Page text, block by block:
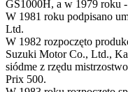
GS1000H, a w 1979 roku
W 1981 roku podpisano
Ltd.
W 1982 rozpoczęto
Suzuki Motor Co., Ltd.,
siódme z rzędu
Prix 500.